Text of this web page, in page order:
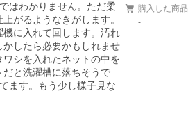
はわかりません。ただ柔
がるようなきがします。
に入れて回します。汚れ
したら必要かもしれませ
シを入れたネットの中を
と洗濯槽に落ちそうで
ます。もう少し様子見な
購入した商品
-